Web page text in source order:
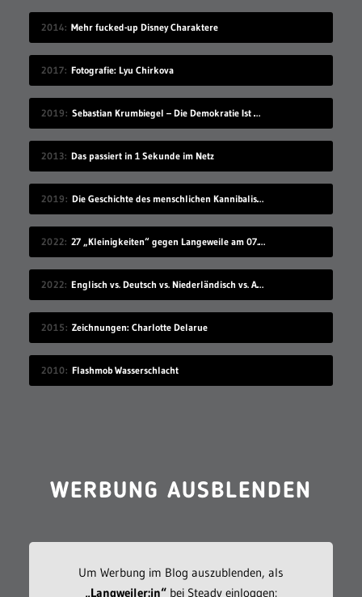
2014 Mehr fucked-up Disney Charaktere
2017 Fotografie: Lyu Chirkova
2019 Sebastian Krumbiegel – Die Demokratie Ist Weiblich
2013 Das passiert in 1 Sekunde im Netz
2019 Die Geschichte des menschlichen Kannibalismus
2022 27 „Kleinigkeiten“ gegen Langeweile am 07.08.2022
2022 Englisch vs. Deutsch vs. Niederländisch vs. Afrikaans
2015 Zeichnungen: Charlotte Delarue
2010 Flashmob Wasserschlacht
WERBUNG AUSBLENDEN
Um Werbung im Blog auszublenden, als
„Langweiler:in“bei Steady einloggen: